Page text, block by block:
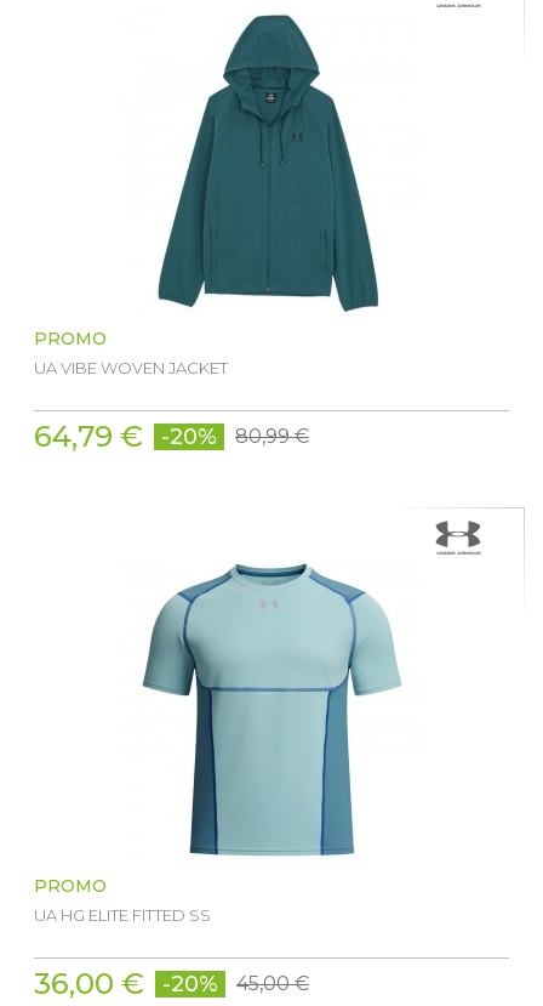
PROMO
UA VIBE WOVEN JACKET
64,79 € -20% 80,99 €
PROMO
UA HG ELITE FITTED SS
36,00 € -20% 45,00 €